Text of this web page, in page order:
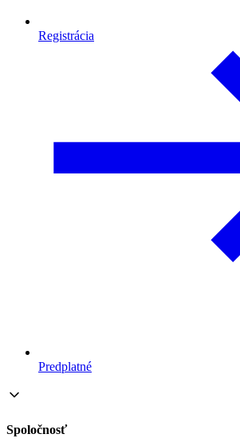
Registrácia
Predplatné
Spoločnosť